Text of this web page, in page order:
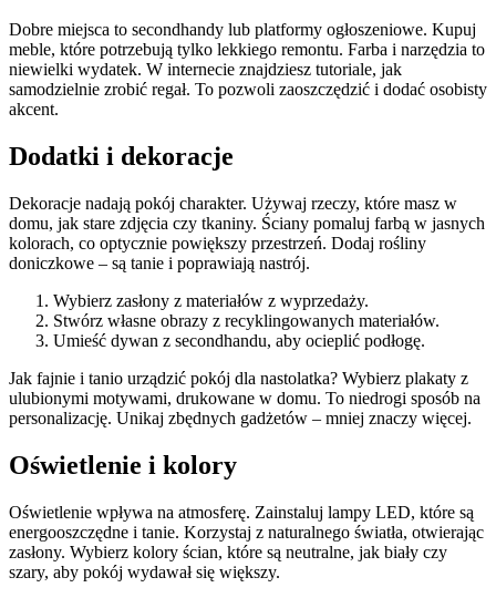
Dobre miejsca to secondhandy lub platformy ogłoszeniowe. Kupuj
meble, które potrzebują tylko lekkiego remontu. Farba i narzędzia to
niewielki wydatek. W internecie znajdziesz tutoriale, jak
samodzielnie zrobić regał. To pozwoli zaoszczędzić i dodać osobisty
akcent.
Dodatki i dekoracje
Dekoracje nadają pokój charakter. Używaj rzeczy, które masz w
domu, jak stare zdjęcia czy tkaniny. Ściany pomaluj farbą w jasnych
kolorach, co optycznie powiększy przestrzeń. Dodaj rośliny
doniczkowe – są tanie i poprawiają nastrój.
Wybierz zasłony z materiałów z wyprzedaży.
Stwórz własne obrazy z recyklingowanych materiałów.
Umieść dywan z secondhandu, aby ocieplić podłogę.
Jak fajnie i tanio urządzić pokój dla nastolatka? Wybierz plakaty z
ulubionymi motywami, drukowane w domu. To niedrogi sposób na
personalizację. Unikaj zbędnych gadżetów – mniej znaczy więcej.
Oświetlenie i kolory
Oświetlenie wpływa na atmosferę. Zainstaluj lampy LED, które są
energooszczędne i tanie. Korzystaj z naturalnego światła, otwierając
zasłony. Wybierz kolory ścian, które są neutralne, jak biały czy
szary, aby pokój wydawał się większy.